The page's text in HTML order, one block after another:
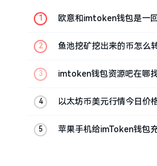
欧意和imtoken钱包是一
鱼池挖矿挖出来的币怎么
imtoken钱包资源吧在哪
以太坊币美元行情今日价
苹果手机给imToken钱包